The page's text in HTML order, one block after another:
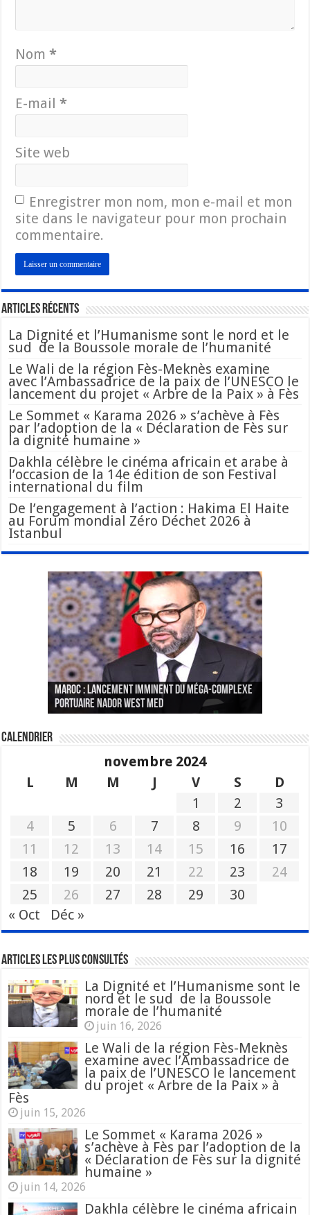
Nom*
E-mail*
Site web
Enregistrer mon nom, mon e-mail et mon
site dans le navigateur pour mon prochain
commentaire.
Articles Récents
La Dignité et l’Humanisme sont le nord et le
sud de la Boussole morale de l’humanité
Le Wali de la région Fès-Meknès examine
avec l’Ambassadrice de la paix de l’UNESCO le
lancement du projet « Arbre de la Paix » à Fès
Le Sommet « Karama 2026 » s’achève à Fès
par l’adoption de la « Déclaration de Fès sur
la dignité humaine »
Dakhla célèbre le cinéma africain et arabe à
l’occasion de la 14e édition de son Festival
international du film
De l’engagement à l’action : Hakima El Haite
au Forum mondial Zéro Déchet 2026 à
Istanbul
MAROC : Lancement imminent du méga-complexe
portuaire Nador West Med
Le Wali Ait Taleb préside la nomination du
nouveau Secrétaire Général pour insuffler un
sang nouveau à l’administration
Fès : La 70e conférence annuelle de la
Fédération internationale des journalistes et
des écrivains s’est achevée
Paris va présenter à Alger une liste de
« plusieurs centaines de personnes » aux
profils « dangereux »
CGEM: le binôme Oukacha-Joundy reconduit à la
tête de la Fédération des pêches maritimes
Calendrier
novembre 2024
L
M M J V S
D
1
2
3
4
5 6 7 8 9
10
11
12 13 14 15 16
17
18
19 20 21 22 23
24
25
26 27 28 29
30
« Oct
Déc »
Articles les plus consultés
La Dignité et l’Humanisme sont le
nord et le sud de la Boussole
morale de l’humanité
juin 16, 2026
Le Wali de la région Fès-Meknès
examine avec l’Ambassadrice de
la paix de l’UNESCO le lancement
du projet « Arbre de la Paix » à
Fès
juin 15, 2026
Le Sommet « Karama 2026 »
s’achève à Fès par l’adoption de la
« Déclaration de Fès sur la dignité
humaine »
juin 14, 2026
Dakhla célèbre le cinéma africain